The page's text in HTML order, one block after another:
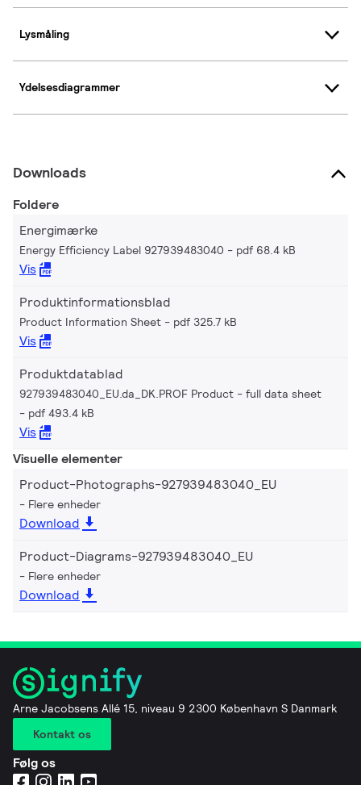
Lysmåling
Ydelsesdiagrammer
Downloads
Foldere
Energimærke
Energy Efficiency Label 927939483040 pdf 68.4 kB
Vis
Produktinformationsblad
Product Information Sheet pdf 325.7 kB
Vis
Produktdatablad
927939483040_EU.da_DK.PROF Product - full data sheet
pdf 493.4 kB
Vis
Visuelle elementer
Product-Photographs-927939483040_EU
Flere enheder
Download
Product-Diagrams-927939483040_EU
Flere enheder
Download
Arne Jacobsens Allé 15, niveau 9 2300 København S Danmark
Kontakt os
Følg os